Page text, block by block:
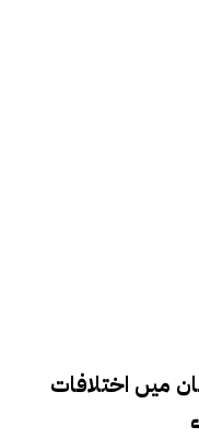
میں اختلافات